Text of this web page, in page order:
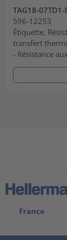
TAG18-07TD1-
596-12253
Étiquette,
transfert
- Résistance
France